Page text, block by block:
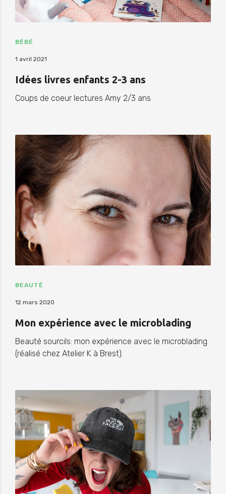
BÉBÉ
1 avril 2021
Idées livres enfants 2-3 ans
Coups de coeur lectures Amy 2/3 ans
BEAUTÉ
12 mars 2020
Mon expérience avec le microblading
Beauté sourcils: mon expérience avec le microblading
(réalisé chez Atelier K à Brest).